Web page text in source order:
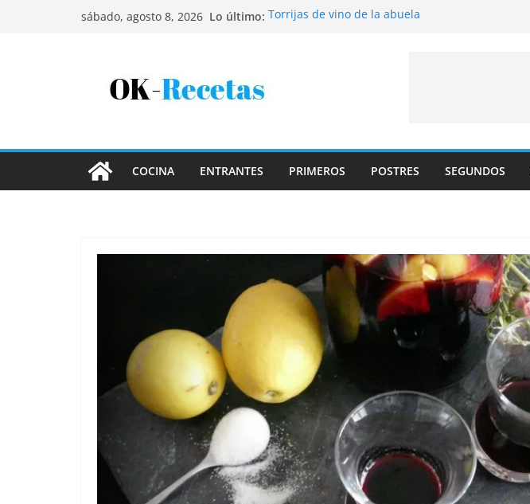
sábado, agosto 8, 2026 Lo último: Torrijas de vino de la abuela
COCINA ENTRANTES PRIMEROS POSTRES SEGUNDOS